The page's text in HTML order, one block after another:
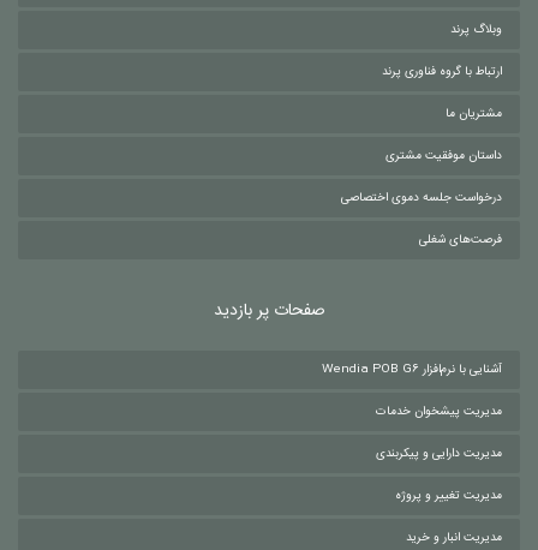
وبلاگ پرند
ارتباط با گروه فناوری پرند
مشتریان ما
داستان موفقیت مشتری
درخواست جلسه دموی اختصاصی
فرصت‌های شغلی
صفحات پر بازدید
آشنایی با نرم‌افزار Wendia POB G6
مدیریت پیشخوان خدمات
مدیریت دارایی و پیکربندی
مدیریت تغییر و پروژه
مدیریت انبار و خرید